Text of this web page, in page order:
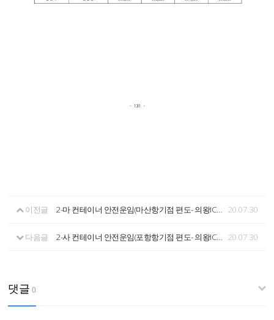
이전글 2-마 컨테이너 안전운임(마산항기점 편도- 의왕ICD 공컨테이너 장치장) 20.07.30
다음글 2-사 컨테이너 안전운임(포항항기점 편도- 의왕ICD 공컨테이너 장치장) 20.07.30
댓글 0